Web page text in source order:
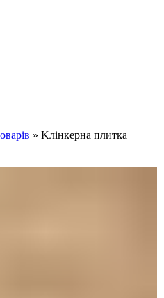
» Kлінкерна плитка